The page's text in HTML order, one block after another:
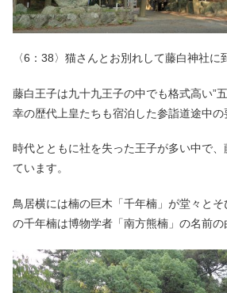
〈6：38〉猫さんとお別れして藤白神社に
藤白王子は九十九王子の中でも格式高い”
幸の歴代上皇たちも宿泊した参詣道途中の
時代とともに社を失った王子が多い中で
ています。
鳥居横には楠の巨木「千年楠」が堂々と
の千年楠は博物学者「南方熊楠」の名前の